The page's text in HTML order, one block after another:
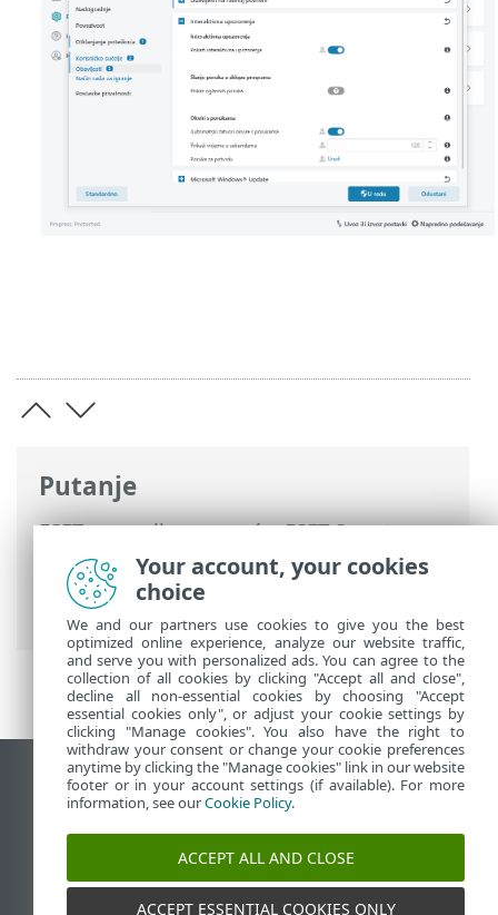
Putanje
ESET-ova online pomoć>ESET Smart
Security Premium>Rad s programom
ESET Smart Security Premium
podrška > ESET vijesti
Prikaži stranicu za radnu površinu
End of Life
ESET-ova baza znanja
ESET Status Portal
Your account, your cookies
choice
We and our partners use cookies to give you the best
optimized online experience, analyze our website traffic,
and serve you with personalized ads. You can agree to the
collection of all cookies by clicking "Accept all and close",
decline all non-essential cookies by choosing "Accept
essential cookies only", or adjust your cookie settings by
clicking "Manage cookies". You also have the right to
withdraw your consent or change your cookie preferences
anytime by clicking the "Manage cookies" link in our website
footer or in your account settings (if available). For more
information, see ourCookie Policy.
ACCEPT ALL AND CLOSE
ACCEPT ESSENTIAL COOKIES ONLY